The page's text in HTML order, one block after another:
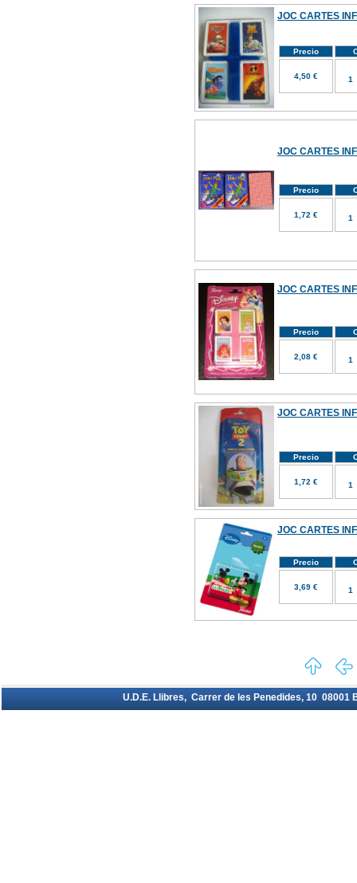
JOC CARTES
Precio
4,50 €
JOC CARTES
Precio
1,72 €
JOC CARTES
Precio
2,08 €
JOC CARTES
Precio
1,72 €
JOC CARTES
Precio
3,69 €
U.D.E. Llibres, Carrer de les Penedides, 10 08001